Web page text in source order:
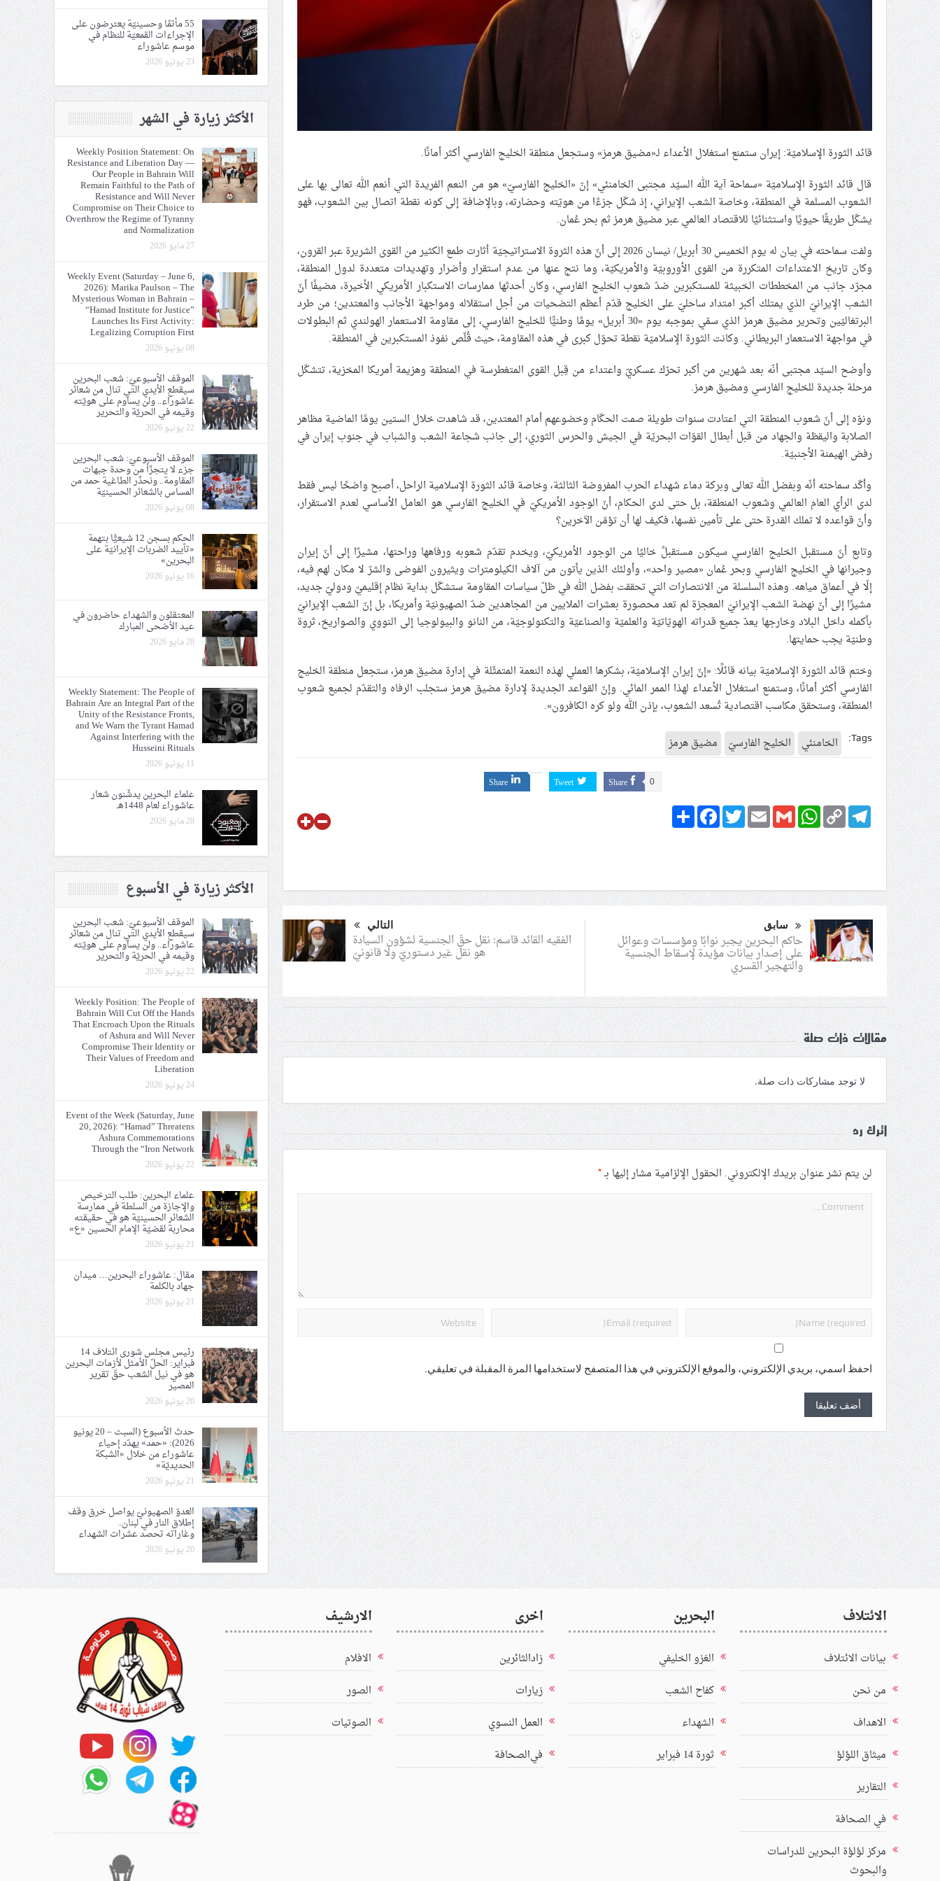
قائد الثورة الإسلاميّة: إيران ستمنع استغلال الأعداء لـ«مضيق هرمز» وستجعل منطقة الخليج الفارسي أكثر أمانًا.
قال قائد الثورة الإسلاميّة «سماحة آية الله السيّد مجتبى الخامنئي» إنّ «الخليج الفارسيّ» هو من النعم الفريدة التي أنعم الله تعالى بها على
الشعوب المسلمة في المنطقة، وخاصة الشعب الإيراني، إذ شكّل جزءًا من هويّته وحضارته، وبالإضافة إلى كونه نقطة اتصال بين الشعوب، فهو
يشكّل طريقًا حيويًا واستثنائيًا للاقتصاد العالمي عبر مضيق هرمز ثم بحر عُمان.
ولفت سماحته في بيان له يوم الخميس 30 أبريل/ نيسان 2026 إلى أنّ هذه الثروة الاستراتيجيّة أثارت طمع الكثير من القوى الشريرة عبر القرون،
وكان تاريخ الاعتداءات المتكررة من القوى الأوروبيّة والأمريكيّة، وما نتج عنها من عدم استقرار وأضرار وتهديدات متعددة لدول المنطقة،
مجرّد جانب من المخططات الخبيثة للمستكبرين ضدّ شعوب الخليج الفارسي، وكان أحدثها ممارسات الاستكبار الأمريكي الأخيرة، مضيفًا أنّ
الشعب الإيرانيّ الذي يمتلك أكبر امتداد ساحليّ على الخليج قدّم أعظم التضحيات من أجل استقلاله ومواجهة الأجانب والمعتدين؛ من طرد
البرتغاليّين وتحرير مضيق هرمز الذي سمّي بموجبه يوم «30 أبريل» يومًا وطنيًّا للخليج الفارسي، إلى مقاومة الاستعمار الهولندي ثم البطولات
في مواجهة الاستعمار البريطاني. وكانت الثورة الإسلاميّة نقطة تحوّل كبرى في هذه المقاومة، حيث قُلّص نفوذ المستكبرين في المنطقة.
وأوضح السيّد مجتبى أنّه بعد شهرين من أكبر تحرّك عسكريّ واعتداء من قِبل القوى المتغطرسة في المنطقة وهزيمة أمريكا المخزية، تتشكّل
مرحلة جديدة للخليج الفارسي ومضيق هرمز.
ونوّه إلى أنّ شعوب المنطقة التي اعتادت سنوات طويلة صمت الحكّام وخضوعهم أمام المعتدين، قد شاهدت خلال الستين يومًا الماضية مظاهر
الصلابة واليقظة والجهاد من قبل أبطال القوّات البحريّة في الجيش والحرس الثوري، إلى جانب شجاعة الشعب والشباب في جنوب إيران في
رفض الهيمنة الأجنبيّة.
وأكّد سماحته أنّه وبفضل الله تعالى وبركة دماء شهداء الحرب المفروضة الثالثة، وخاصة قائد الثورة الإسلامية الراحل، أصبح واضحًا ليس فقط
لدى الرأي العام العالمي وشعوب المنطقة، بل حتى لدى الحكام، أنّ الوجود الأمريكيّ في الخليج الفارسي هو العامل الأساسي لعدم الاستقرار،
وأنّ قواعده لا تملك القدرة حتى على تأمين نفسها، فكيف لها أن تؤمّن الآخرين؟
وتابع أنّ مستقبل الخليج الفارسي سيكون مستقبلً خاليًا من الوجود الأمريكيّ، ويخدم تقدّم شعوبه ورفاهها وراحتها، مشيرًا إلى أنّ إيران
وجيرانها في الخليج الفارسي وبحر عُمان «مصير واحد»، وأولئك الذين يأتون من آلاف الكيلومترات ويثيرون الفوضى والشرّ لا مكان لهم فيه،
إلّا في أعماق مياهه. وهذه السلسلة من الانتصارات التي تحققت بفضل الله في ظلّ سياسات المقاومة ستشكّل بداية نظام إقليميّ ودوليّ جديد،
مشيرًا إلى أنّ نهضة الشعب الإيرانيّ المعجزة لم تعد محصورة بعشرات الملايين من المجاهدين ضدّ الصهيونيّة وأمريكا، بل إنّ الشعب الإيرانيّ
بأكمله داخل البلاد وخارجها يعدّ جميع قدراته الهويّاتيّة والعلميّة والصناعيّة والتكنولوجيّة، من النانو والبيولوجيا إلى النووي والصواريخ، ثروة
وطنيّة يجب حمايتها.
وختم قائد الثورة الإسلاميّة بيانه قائلًا: «إنّ إيران الإسلاميّة، بشكرها العملي لهذه النعمة المتمثّلة في إدارة مضيق هرمز، ستجعل منطقة الخليج
الفارسي أكثر أمانًا، وستمنع استغلال الأعداء لهذا الممر المائي. وإنّ القواعد الجديدة لإدارة مضيق هرمز ستجلب الرفاه والتقدّم لجميع شعوب
المنطقة، وستحقق مكاسب اقتصادية تُسعد الشعوب، بإذن الله ولو كره الكافرون».
Tags: الخامنئي الخليج الفارسيّ مضيق هرمز
Share 0
Tweet
Share
Share
FacebookTwitterEmailGmail
WhatsApp Copy
Link
Telegram
سابق
حاكم البحرين يجبر نوابًا ومؤسسات وعوائل
على إصدار بيانات مؤيدة لإسقاط الجنسية
والتهجير القسري
التالي
الفقيه القائد قاسم: نقل حقّ الجنسية لشؤون السيادة
هو نقل غير دستوريّ ولا قانونيّ
مقالات ذات صلة
لا توجد مشاركات ذات صلة.
اترك رد
لن يتم نشر عنوان بريدك الإلكتروني. الحقول الإلزامية مشار إليها بـ*
احفظ اسمي، بريدي الإلكتروني، والموقع الإلكتروني في هذا المتصفح لاستخدامها المرة المقبلة في تعليقي.
55 مأتمًا وحسينيّة يعترضون على
الإجراءات القمعيّة للنظام في
موسم عاشوراء
23 يونيو 2026
الأكثر زيارة في الشهر
Weekly Position Statement: On
Resistance and Liberation Day —
Our People in Bahrain Will
Remain Faithful to the Path of
Resistance and Will Never
Compromise on Their Choice to
Overthrow the Regime of Tyranny
and Normalization
27 مايو 2026
Weekly Event (Saturday – June 6,
2026): Marika Paulson – The
Mysterious Woman in Bahrain –
“Hamad Institute for Justice”
Launches Its First Activity:
Legalizing Corruption First
08 يونيو 2026
الموقف الأسبوعيّ: شعب البحرين
سيقطع الأيدي التي تنال من شعائر
عاشوراء.. ولن يساوم على هويّته
وقيمه في الحريّة والتحرير
22 يونيو 2026
الموقف الأسبوعيّ: شعب البحرين
جزء لا يتجزّأ من وحدة جبهات
المقاومة.. ونحذّر الطاغية حمد من
المساس بالشعائر الحسينيّة
08 يونيو 2026
الحكم بسجن 12 شيعيًّا بتهمة
«تأييد الضربات الإيرانيّة على
البحرين»
16 يونيو 2026
المعتقلون والشهداء حاضرون في
عيد الأضحى المبارك
28 مايو 2026
Weekly Statement: The People of
Bahrain Are an Integral Part of the
Unity of the Resistance Fronts,
and We Warn the Tyrant Hamad
Against Interfering with the
Husseini Rituals
11 يونيو 2026
علماء البحرين يدشّنون شعار
عاشوراء لعام 1448هـ
28 مايو 2026
الأكثر زيارة في الأسبوع
الموقف الأسبوعيّ: شعب البحرين
سيقطع الأيدي التي تنال من شعائر
عاشوراء.. ولن يساوم على هويّته
وقيمه في الحريّة والتحرير
22 يونيو 2026
Weekly Position: The People of
Bahrain Will Cut Off the Hands
That Encroach Upon the Rituals
of Ashura and Will Never
Compromise Their Identity or
Their Values of Freedom and
Liberation
24 يونيو 2026
Event of the Week (Saturday, June
20, 2026): “Hamad” Threatens
Ashura Commemorations
Through the “Iron Network
22 يونيو 2026
علماء البحرين: طلب الترخيص
والإجازة من السلطة في ممارسة
الشعائر الحسينيّة هو في حقيقته
محاربة لقضيّة الإمام الحسين «ع»
21 يونيو 2026
مقال: عاشوراء البحرين… ميدان
جهاد بالكلمة
21 يونيو 2026
رئيس مجلس شورى ائتلاف 14
فبراير: الحلّ الأمثل لأزمات البحرين
هو في نيل الشعب حقّ تقرير
المصير
20 يونيو 2026
حدث الأسبوع (السبت – 20 يونيو
2026): «حمد» يهدّد إحياء
عاشوراء من خلال «الشبكة
الحديديّة»
21 يونيو 2026
العدوّ الصهيونيّ يواصل خرق وقف
إطلاق النار في لبنان..
وغاراته تحصد عشرات الشهداء
20 يونيو 2026
الائتلاف
بيانات الائتلاف
من نحن
الاهداف
ميثاق اللؤلؤ
التقارير
في الصحافة
مركز لؤلؤة البحرين للدراسات
والبحوث
البحرين
الغزو الخليفي
كفاح الشعب
الشهداء
ثورة 14 فبراير
اخرى
زادالثائرين
زيارات
العمل النسوي
في‌الصحافة
الارشيف
الافلام
الصور
الصوتيات